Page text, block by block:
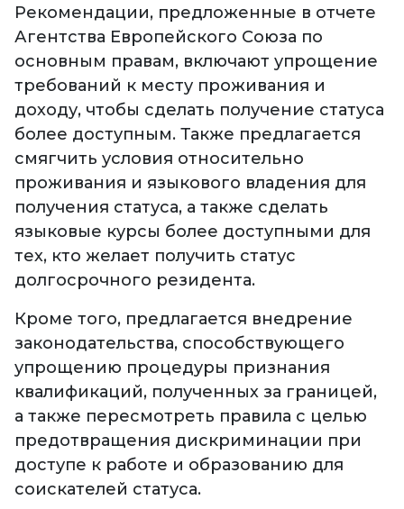
Рекомендации, предложенные в отчете
Агентства Европейского Союза по
основным правам, включают упрощение
требований к месту проживания и
доходу, чтобы сделать получение статуса
более доступным. Также предлагается
смягчить условия относительно
проживания и языкового владения для
получения статуса, а также сделать
языковые курсы более доступными для
тех, кто желает получить статус
долгосрочного резидента.
Кроме того, предлагается внедрение
законодательства, способствующего
упрощению процедуры признания
квалификаций, полученных за границей,
а также пересмотреть правила с целью
предотвращения дискриминации при
доступе к работе и образованию для
соискателей статуса.